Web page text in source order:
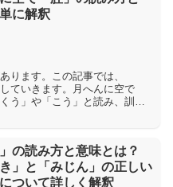
に解釈
ります。この記事では、
ていきます。月へんに空で
う」や「こう」と読み、訓読
」の読み方と意味とは？
き」と「みじん」の正しい
ついて詳しく解釈